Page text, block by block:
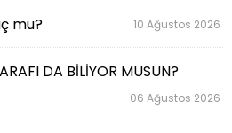
mu? 10 Ağustos 2026
DA BİLİYOR MUSUN?
06 Ağustos 2026